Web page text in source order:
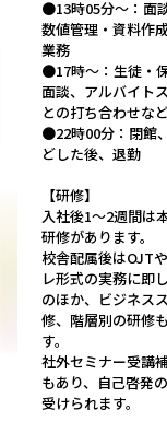
●13時05分〜：面
数値管理・資料作
業務
●17時〜：生徒・
面談、アルバイト
との打ち合わせな
●22時00分：閉館
どした後、退勤
【研修】
入社後1～2週間は
研修があります。
校舎配属後はOJT
レ形式の実務に即
のほか、ビジネス
修、階層別の研修
す。
社外セミナー受講
もあり、自己啓発
受けられます。